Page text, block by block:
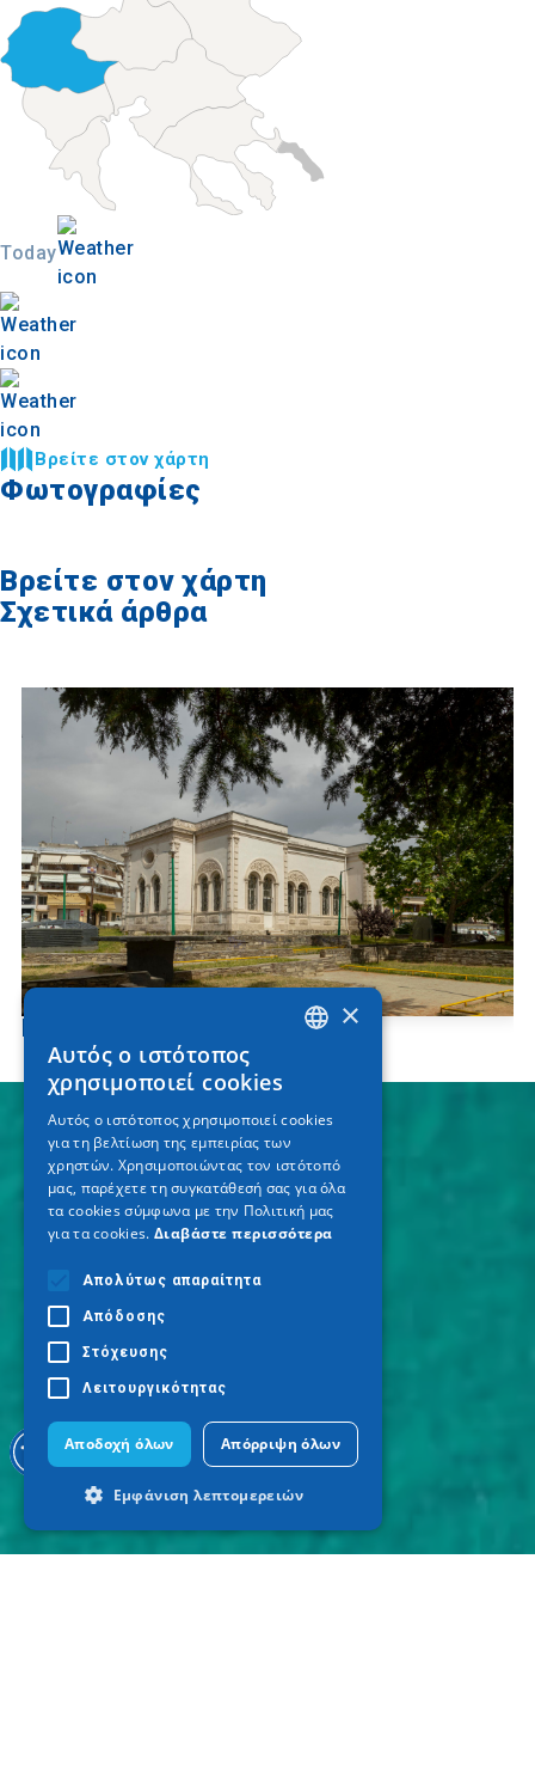
Today
Βρείτε στον χάρτη
Φωτογραφίες
Βρείτε στον χάρτη
Σχετικά άρθρα
Μαυσωλείο Γαζή Εβρενός ×
Αυτός ο ιστότοπος
χρησιμοποιεί cookies
Αυτός ο ιστότοπος χρησιμοποιεί cookies
για τη βελτίωση της εμπειρίας των
χρηστών. Χρησιμοποιώντας τον ιστότοπό
μας, παρέχετε τη συγκατάθεσή σας για όλα
τα cookies σύμφωνα με την Πολιτική μας
για τα cookies. Διαβάστε περισσότερα
Απολύτως απαραίτητα
Απόδοσης
Στόχευσης
Λειτουργικότητας
Αποδοχή όλων Απόρριψη όλων
Εμφάνιση λεπτομερειών